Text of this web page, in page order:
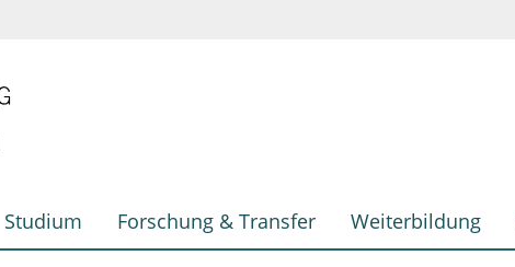
Studium Forschung & Transfer Weiterbildung